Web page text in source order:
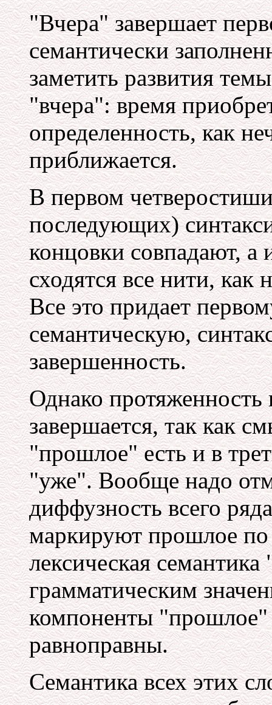
"Вчера" завершает
семантически
заметить развития
"вчера": время
определенность, как
приближается.
В первом
последующих)
концовки совпадают, а
сходятся все нити, как
Все это придает
семантическую,
завершенность.
Однако
завершается, так как
"прошлое" есть и в
"уже". Вообще надо
диффузность всего
маркируют прошлое
лексическая
грамматическим
компоненты "прошлое"
равноправны.
Семантика всех этих